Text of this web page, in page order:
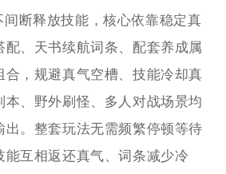
间断释放技能，核心依靠稳定真
配、天书续航词条、配套养成属
合，规避真气空槽、技能冷却真
本、野外刷怪、多人对战场景均
出。整套玩法无需频繁停顿等待
能互相返还真气、词条减少冷